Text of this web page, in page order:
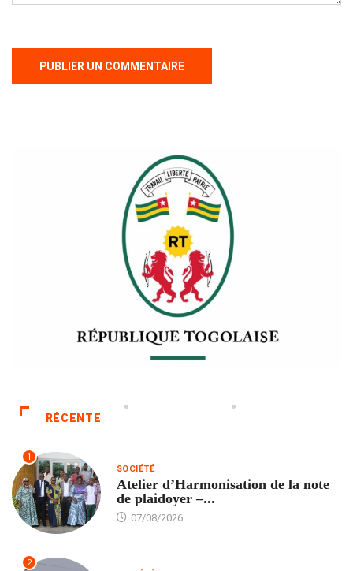
RÉCENTE
1
SOCIÉTÉ
Atelier d’Harmonisation de la note
de plaidoyer –...
07/08/2026
2